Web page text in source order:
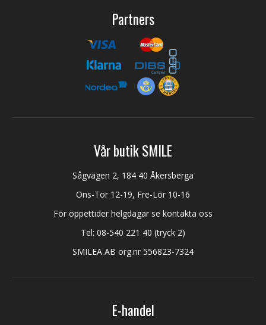
Partners
Vår butik SMILE
Sågvägen 2, 184 40 Åkersberga
Ons-Tor 12-19, Fre-Lör 10-16
För öppettider helgdagar se kontakta oss
Tel: 08-540 221 40 (tryck 2)
SMILEA AB org.nr 556823-7324
E-handel